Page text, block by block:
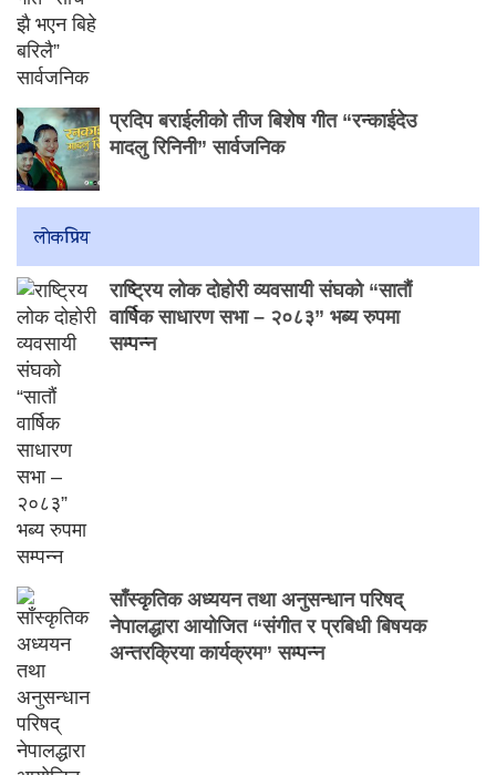
प्रदिप बराईलीको तीज बिशेष गीत “रन्काईदेउ
मादलु रिनिनी” सार्वजनिक
लाेकप्रिय
राष्ट्रिय लोक दोहोरी व्यवसायी संघको “सातौं
वार्षिक साधारण सभा – २०८३” भब्य रुपमा
सम्पन्न
साँस्कृतिक अध्ययन तथा अनुसन्धान परिषद्
नेपालद्धारा आयोजित “संगीत र प्रबिधी बिषयक
अन्तरक्रिया कार्यक्रम” सम्पन्न